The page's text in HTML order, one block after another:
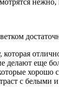
делают еще
хорошо
с белыми